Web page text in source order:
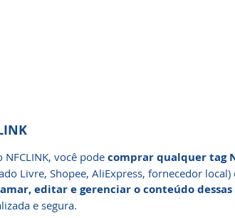
NFCLINK, você pode comprar qualquer tag
Livre, Shopee, AliExpress, fornecedor
editar e gerenciar o conteúdo dessas
e segura.